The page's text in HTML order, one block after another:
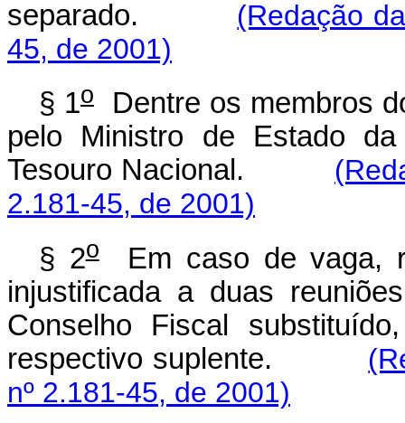
separado.
(Redação
45, de 2001)
§ 1o
Dentre os membros
pelo Ministro de Estado
Tesouro Nacional.
2.181-45, de 2001)
§ 2oEm caso de vaga,
injustificada a duas
Conselho Fiscal
respectivo suplente.
nº 2.181-45, de 2001)